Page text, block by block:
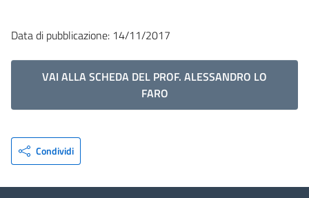
Data di pubblicazione: 14/11/2017
VAI ALLA SCHEDA DEL PROF. ALESSANDRO LO
FARO
Condividi